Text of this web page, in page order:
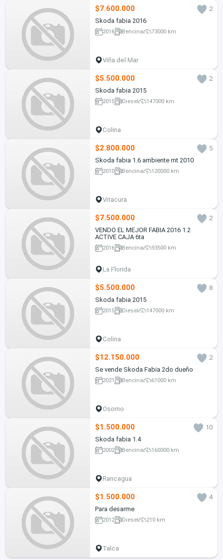
$7.600.000
2
Skoda fabia 2016
2016 Bencina 73000 km
Viña del Mar
$5.500.000
2
Skoda fabia 2015
2015 Diesel 147000 km
Colina
$2.800.000
5
Skoda fabia 1.6 ambiente mt 2010
2010 Bencina 120000 km
Vitacura
$7.500.000
2
VENDO EL MEJOR FABIA 2016 1.2
ACTIVE CAJA 6ta
2016 Bencina 93500 km
La Florida
$5.500.000
8
Skoda fabia 2015
2015 Diesel 147000 km
Colina
$12.150.000
2
Se vende Skoda Fabia 2do dueño
2021 Bencina 61000 km
Osorno
$1.500.000
10
Skoda fabia 1.4
2002 Bencina 160000 km
Rancagua
$1.500.000
4
Para desarme
2012 Diesel 210 km
Talca